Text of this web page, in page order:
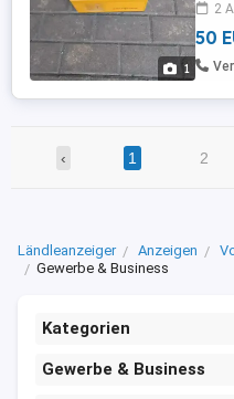
1
2
50
‹ 1 2
Ländleanzeiger Anzeigen
Gewerbe & Business
Kategorien
Gewerbe & Business